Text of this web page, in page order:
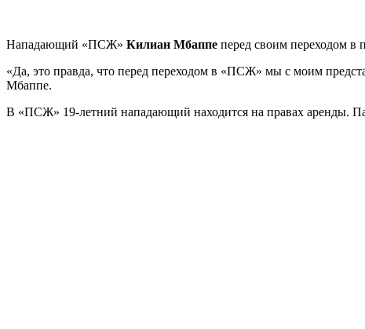
Нападающий «ПСЖ» Килиан Мбаппе перед своим переходом в
«Да, это правда, что перед переходом в «ПСЖ» мы с моим
Мбаппе.
В «ПСЖ» 19-летний нападающий находится на правах аренды.